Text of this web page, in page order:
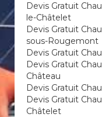
Devis Gratuit
le-Châtelet
Devis Gratuit
sous-Rougemont
Devis Gratuit
Devis Gratuit
Château
Devis Gratuit
Devis Gratuit
Châtelet